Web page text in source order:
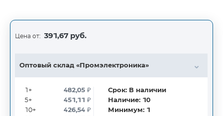
Цена от: 391,67 руб.
Оптовый склад «Промэлектроника»
1+
5+
10+
482,05₽
451,11₽
426,54₽
Срок: В наличии
Наличие: 10
Минимум: 1